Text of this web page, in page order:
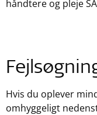
håndtere og pleje
Hvis du oplever
omhyggeligt